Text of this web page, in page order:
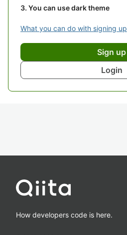
You can use dark theme
What you can do with signing up
Sign up
Login
How developers code is here.